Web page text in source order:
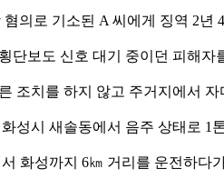
의로 기소된 A 씨에게 징역 2년
단보도 신호 대기 중이던 피해
조치를 하지 않고 주거지에서
성시 새솔동에서 음주 상태로
화성까지 6㎞ 거리를 운전하다